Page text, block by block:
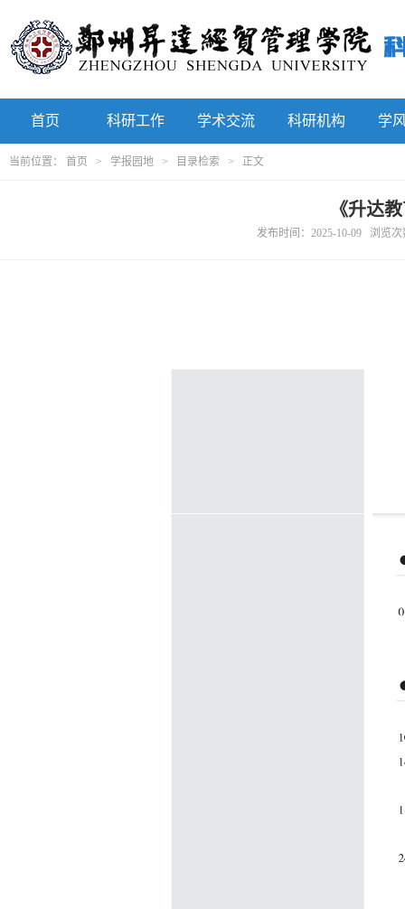
首页 科研工作 学术交流 科研机构 学
当前位置： 首页 > 学报园地 > 目录检索 > 正文
《升达
发布时间：2025-10-09 浏览次